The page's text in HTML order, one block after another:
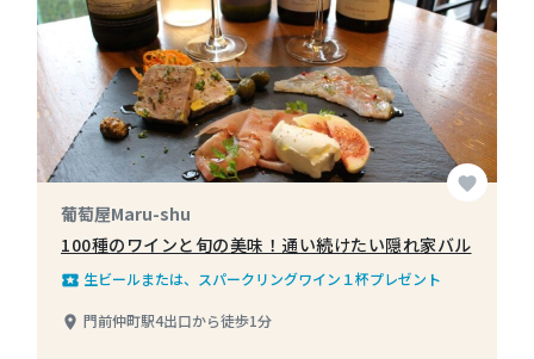
favorite
葡萄屋Maru-shu
100種のワインと旬の美味！通い続けたい隠れ家バル
local_play 生ビールまたは、スパークリングワイン１杯プレゼント
place 門前仲町駅4出口から徒歩1分